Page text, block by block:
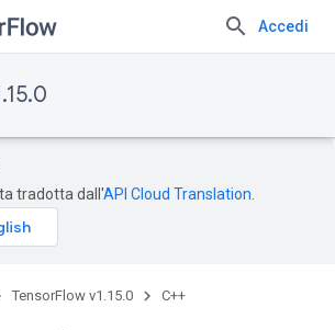
Accedi
tradotta dall'API Cloud Translation
TensorFlow v1.15.0 C++